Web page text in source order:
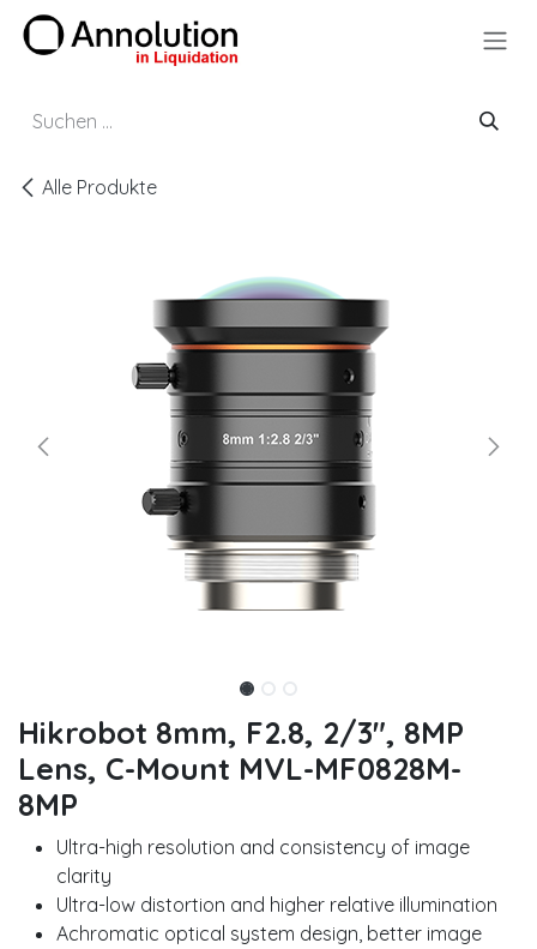
Zum Inhalt springen
Alle Produkte
Hikrobot 8mm, F2.8, 2/3", 8MP
Lens, C-Mount MVL-MF0828M-
8MP
Ultra-high resolution and consistency of image
clarity
Ultra-low distortion and higher relative illumination
Achromatic optical system design, better image